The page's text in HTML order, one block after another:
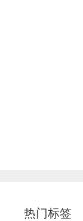
热门标签